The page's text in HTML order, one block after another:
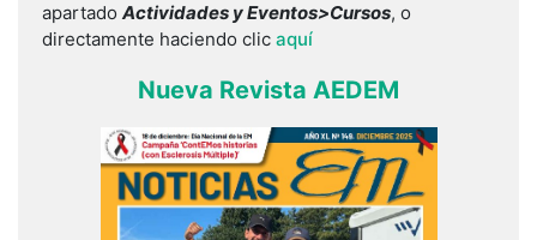
apartado Actividades y Eventos>Cursos, o
directamente haciendo clic aquí
Nueva Revista AEDEM